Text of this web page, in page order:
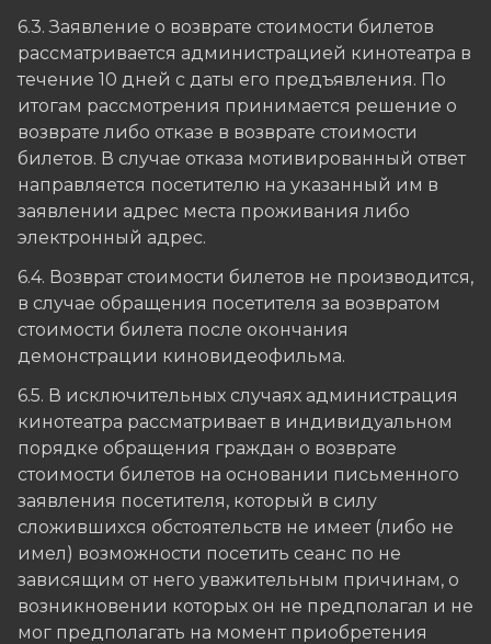
6.3. Заявление о возврате стоимости билетов
рассматривается администрацией кинотеатра в
течение 10 дней с даты его предъявления. По
итогам рассмотрения принимается решение о
возврате либо отказе в возврате стоимости
билетов. В случае отказа мотивированный ответ
направляется посетителю на указанный им в
заявлении адрес места проживания либо
электронный адрес.
6.4. Возврат стоимости билетов не производится,
в случае обращения посетителя за возвратом
стоимости билета после окончания
демонстрации киновидеофильма.
6.5. В исключительных случаях администрация
кинотеатра рассматривает в индивидуальном
порядке обращения граждан о возврате
стоимости билетов на основании письменного
заявления посетителя, который в силу
сложившихся обстоятельств не имеет (либо не
имел) возможности посетить сеанс по не
зависящим от него уважительным причинам, о
возникновении которых он не предполагал и не
мог предполагать на момент приобретения